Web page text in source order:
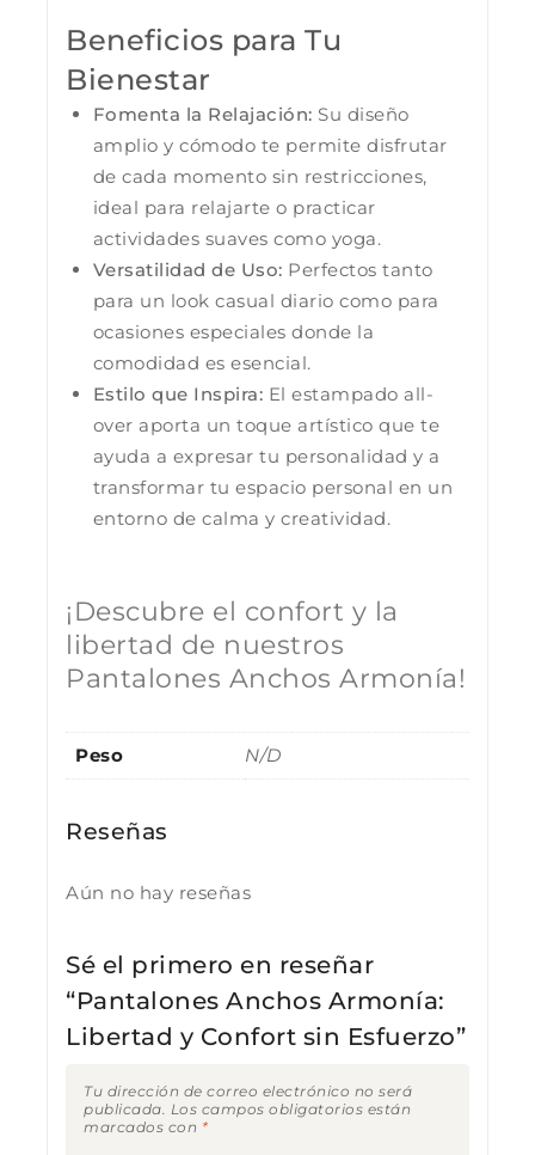
Beneficios para Tu
Bienestar
Fomenta la Relajación: Su diseño
amplio y cómodo te permite disfrutar
de cada momento sin restricciones,
ideal para relajarte o practicar
actividades suaves como yoga.
Versatilidad de Uso: Perfectos tanto
para un look casual diario como para
ocasiones especiales donde la
comodidad es esencial.
Estilo que Inspira: El estampado all-
over aporta un toque artístico que te
ayuda a expresar tu personalidad y a
transformar tu espacio personal en un
entorno de calma y creatividad.
¡Descubre el confort y la
libertad de nuestros
Pantalones Anchos Armonía!
Peso N/D
Reseñas
Aún no hay reseñas
Sé el primero en reseñar
“Pantalones Anchos Armonía:
Libertad y Confort sin Esfuerzo”
Tu dirección de correo electrónico no será
publicada. Los campos obligatorios están
marcados con *